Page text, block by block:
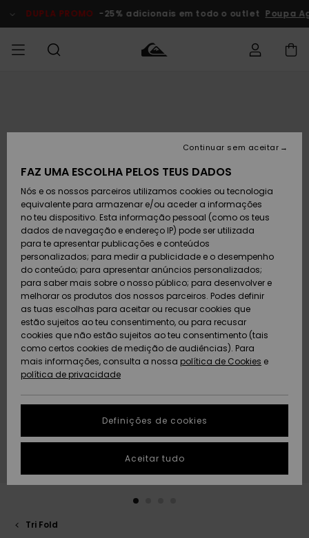
do
DUPLA PROMO -25% adicionais em todo o outlet Poupa
Calçado e
chinelos
Surfe/água
Snow
Artigos
recém-
chegados
Coleções
MENINO
Calçado e
chinelos
Surfe/água
Neve
Artigos
recém-
chegados
Highlights
MULHER
chegados
Highlights
Snow
SURF
Crianças
Highlights
Community
SNOW
Artigos
Criança
Snow Shop
Feminino
Highlights
Community
DUPLA
PROMO
Criança
Outlet
Mulher
AJUDA
Devoluções
Pagamento
Cartão
presente
Quiksilver
Freedom
Protecção de
dados
Guia de
tamanhos
conversa para
obteres a
resposta mais
rápida à tua
SUSTAINABILITY
PRESENTE
DESEJO
Tri Fold
FAZ UMA ESCOLHA PELOS TEUS DADOS
Nós e os nossos parceiros utilizamos cookies ou tecnologia
equivalente para armazenar e/ou aceder a informações
no teu dispositivo. Esta informação pessoal (como os teus
dados de navegação e endereço IP) pode ser utilizada
para te apresentar publicações e conteúdos
personalizados; para medir a publicidade e o desempenho
do conteúdo; para apresentar anúncios personalizados;
para saber mais sobre o nosso público; para desenvolver e
melhorar os produtos dos nossos parceiros. Podes definir
as tuas escolhas para aceitar ou recusar cookies que
estão sujeitos ao teu consentimento, ou para recusar
cookies que não estão sujeitos ao teu consentimento (tais
como certos cookies de medição de audiências). Para
mais informações, consulta a nossa política de Cookies e
política de privacidade
Definições de cookies
Continuar sem aceitar
Aceitar tudo